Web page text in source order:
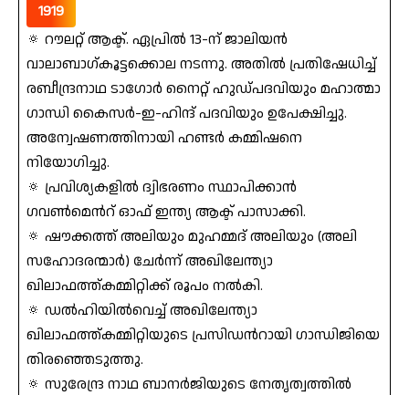
1919
🔅 റൗലറ്റ്‌ ആക്ട്. ഏപ്രില്‍ 13-ന്‌ ജാലിയന്‍
വാലാബാഗ്‌കൂട്ടക്കൊല നടന്നു. അതില്‍ പ്രതിഷേധിച്ച്‌
രബീന്ദ്രനാഥ ടാഗോര്‍ നൈറ്റ്‌ ഹുഡ്‌പദവിയും മഹാത്മാ
ഗാന്ധി കൈസര്‍-ഇ-ഹിന്ദ്‌ പദവിയും ഉപേക്ഷിച്ചു.
അന്വേഷണത്തിനായി ഹണ്ടര്‍ കമ്മിഷനെ
നിയോഗിച്ചു.
🔅 പ്രവിശ്യകളില്‍ ദ്വിഭരണം സ്ഥാപിക്കാന്‍
ഗവണ്‍മെന്‍റ്‌ ഓഫ്‌ ഇന്ത്യ ആക്ട് പാസാക്കി.
🔅 ഷൗക്കത്ത്‌ അലിയും മുഹമ്മദ്‌ അലിയും (അലി
സഹോദരന്മാര്‍) ചേര്‍ന്ന്‌ അഖിലേന്ത്യാ
ഖിലാഫത്ത്‌കമ്മിറ്റിക്ക്‌ രൂപം നല്‍കി.
🔅 ഡല്‍ഹിയില്‍വെച്ച്‌ അഖിലേന്ത്യാ
ഖിലാഫത്ത്‌കമ്മിറ്റിയുടെ പ്രസിഡന്‍റായി ഗാന്ധിജിയെ
തിരഞ്ഞെടുത്തു.
🔅 സുരേന്ദ്ര നാഥ ബാനര്‍ജിയുടെ നേതൃത്വത്തില്‍